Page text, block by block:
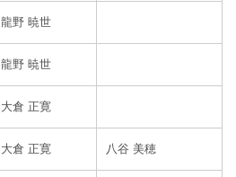
龍野 暁世
龍野 暁世
大倉 正寛
大倉 正寛 八谷 美穂